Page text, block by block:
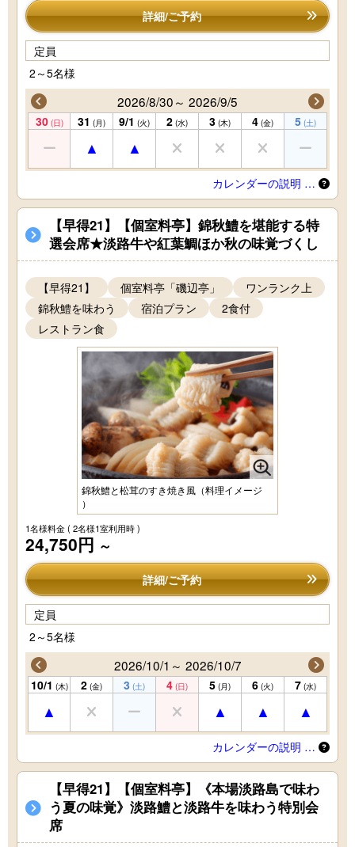
詳細/ご予約
定員
2～5名様
2026/8/30～ 2026/9/5
30 (日) 31 (月) 9/1 (火) 2 (水) 3 (木) 4 (金) 5 (土)
カレンダーの説明 …
【早得21】【個室料亭】錦秋鱧を堪能する特
選会席★淡路牛や紅葉鯛ほか秋の味覚づくし
【早得21】 個室料亭「磯辺亭」
ワンランク上
錦秋鱧を味わう
宿泊プラン
2食付
レストラン食
錦秋鱧と松茸のすき焼き風（料理イメージ
）
1名様料金( 2名様1室利用時 )
24,750円 ～
詳細/ご予約
定員
2～5名様
2026/10/1～ 2026/10/7
10/1 (木) 2 (金) 3 (土) 4 (日) 5 (月) 6 (火) 7 (水)
カレンダーの説明 …
【早得21】【個室料亭】《本場淡路島で味わ
う夏の味覚》淡路鱧と淡路牛を味わう特別会
席